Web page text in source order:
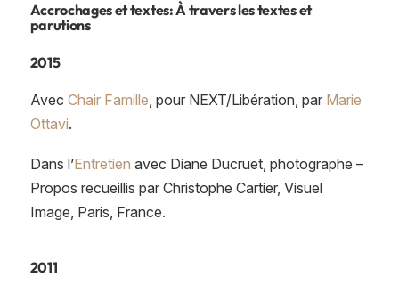
Accrochages et textes: À travers les textes et
parutions
2015
Avec Chair Famille, pour NEXT/Libération, par Marie
Ottavi.
Dans l’Entretien avec Diane Ducruet, photographe –
Propos recueillis par Christophe Cartier, Visuel
Image, Paris, France.
2011